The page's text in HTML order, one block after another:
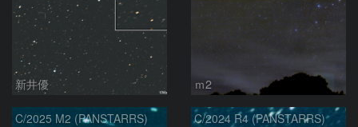
新井優 ｍ2
C/2025 M2 (PANSTARRS) C/2024 R4 (PANSTARRS)